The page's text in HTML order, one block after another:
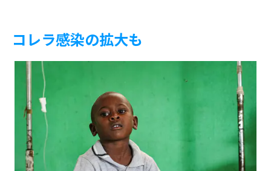
コレラ感染の拡大も